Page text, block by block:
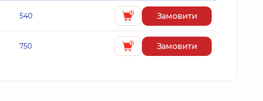
540 Замовити
750 Замовити